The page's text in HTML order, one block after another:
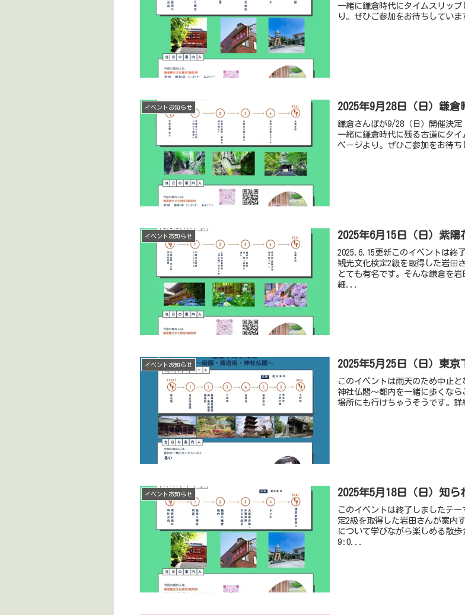
一緒に鎌倉時代にタイムスリッ
り。ぜひご参加をお待ちしていま
イベントお知らせ 2025年9月28日（日）鎌
鎌倉さんぽが9/28（日）開催決
一緒に鎌倉時代に残る古道にタ
ページより。ぜひご参加をお待ち
イベントお知らせ 2025年6月15日（日）紫
2025.6.15更新このイベントは終
観光文化検定2級を取得した岩田
とても有名です。そんな鎌倉を
細...
イベントお知らせ 2025年5月25日（日）東
このイベントは雨天のため中止
神社仏閣〜都内を一緒に歩くな
場所にも行けちゃうそうです。
イベントお知らせ 2025年5月18日（日）知
このイベントは終了しましたテ
定2級を取得した岩田さんが案内
について学びながら楽しめる散歩
9:0...